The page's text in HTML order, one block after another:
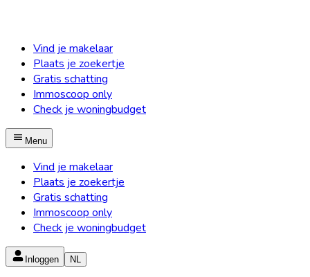
Vind je makelaar
Plaats je zoekertje
Gratis schatting
Immoscoop only
Check je woningbudget
Menu
Vind je makelaar
Plaats je zoekertje
Gratis schatting
Immoscoop only
Check je woningbudget
Inloggen NL